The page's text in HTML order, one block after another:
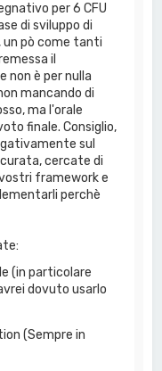
per 6 CFU
di sviluppo di
un pò come tanti
il
non è per nulla
mancando di
ma l'orale
finale. Consiglio,
sul
cercate di
framework e
perchè
(in particolare
dovuto usarlo
(Sempre in